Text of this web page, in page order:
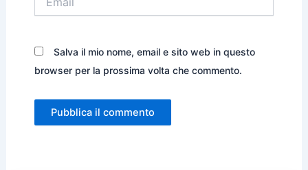
Salva il mio nome, email e sito web in questo
browser per la prossima volta che commento.